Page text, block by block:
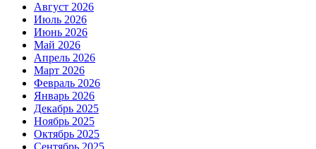
Август 2026
Июль 2026
Июнь 2026
Май 2026
Апрель 2026
Март 2026
Февраль 2026
Январь 2026
Декабрь 2025
Ноябрь 2025
Октябрь 2025